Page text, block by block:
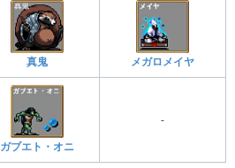
真鬼 メガロメイヤ
ガブエト・オニ
-